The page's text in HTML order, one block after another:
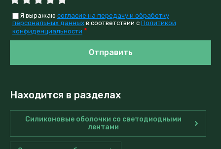
Я выражаю согласие на передачу и обработку
персональных данных в соответствии с Политикой
конфиденциальности *
Отправить
Находится в разделах
Силиконовые оболочки со светодиодными
лентами